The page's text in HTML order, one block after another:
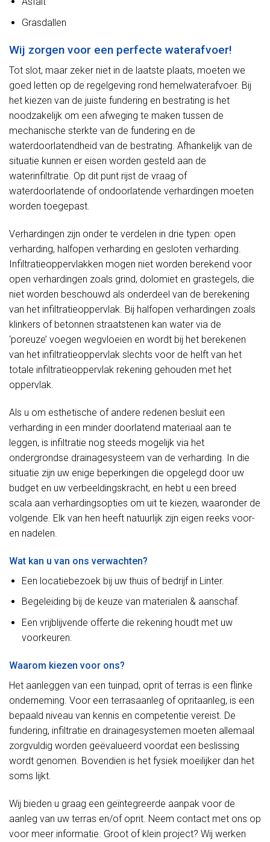
Grasdallen
Wij zorgen voor een perfecte waterafvoer!
Tot slot, maar zeker niet in de laatste plaats, moeten we
goed letten op de regelgeving rond hemelwaterafvoer. Bij
het kiezen van de juiste fundering en bestrating is het
noodzakelijk om een afweging te maken tussen de
mechanische sterkte van de fundering en de
waterdoorlatendheid van de bestrating. Afhankelijk van de
situatie kunnen er eisen worden gesteld aan de
waterinfiltratie. Op dit punt rijst de vraag of
waterdoorlatende of ondoorlatende verhardingen moeten
worden toegepast.
Verhardingen zijn onder te verdelen in drie typen: open
verharding, halfopen verharding en gesloten verharding.
Infiltratieoppervlakken mogen niet worden berekend voor
open verhardingen zoals grind, dolomiet en grastegels, die
niet worden beschouwd als onderdeel van de berekening
van het infiltratieoppervlak. Bij halfopen verhardingen zoals
klinkers of betonnen straatstenen kan water via de
‘poreuze’ voegen wegvloeien en wordt bij het berekenen
van het infiltratieoppervlak slechts voor de helft van het
totale infiltratieoppervlak rekening gehouden met het
oppervlak.
Als u om esthetische of andere redenen besluit een
verharding in een minder doorlatend materiaal aan te
leggen, is infiltratie nog steeds mogelijk via het
ondergrondse drainagesysteem van de verharding. In die
situatie zijn uw enige beperkingen die opgelegd door uw
budget en uw verbeeldingskracht, en hebt u een breed
scala aan verhardingsopties om uit te kiezen, waaronder de
volgende. Elk van hen heeft natuurlijk zijn eigen reeks voor-
en nadelen.
Wat kan u van ons verwachten?
Een locatiebezoek bij uw thuis of bedrijf in Linter.
Begeleiding bij de keuze van materialen & aanschaf.
Een vrijblijvende offerte die rekening houdt met uw
voorkeuren.
Waarom kiezen voor ons?
Het aanleggen van een tuinpad, oprit of terras is een flinke
onderneming. Voor een terrasaanleg of opritaanleg, is een
bepaald niveau van kennis en competentie vereist. De
fundering, infiltratie en drainagesystemen moeten allemaal
zorgvuldig worden geëvalueerd voordat een beslissing
wordt genomen. Bovendien is het fysiek moeilijker dan het
soms lijkt.
Wij bieden u graag een geïntegreerde aanpak voor de
aanleg van uw terras en/of oprit. Neem contact met ons op
voor meer informatie. Groot of klein project? Wij werken